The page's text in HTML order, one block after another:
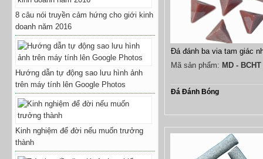
Đá đánh ba via tam giác
Mã sản phẩm: MD - BCHT
Đá Đánh Bóng
8 câu nói truyền cảm hứng cho giới kinh
doanh năm 2016
Hướng dẫn tự động sao lưu hình ảnh
trên máy tính lên Google Photos
Kinh nghiệm để đời nếu muốn trưởng
thành